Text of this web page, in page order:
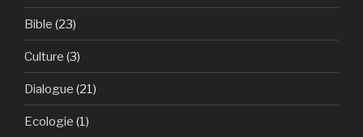
Bible (23)
Culture (3)
Dialogue (21)
Ecologie (1)